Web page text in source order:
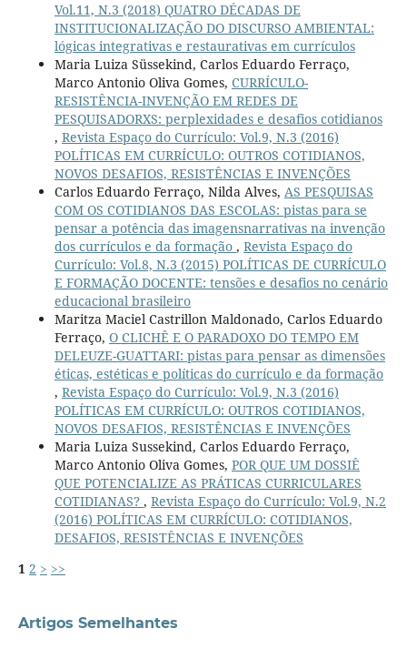
Vol.11, N.3 (2018) QUATRO DÉCADAS DE
INSTITUCIONALIZAÇÃO DO DISCURSO AMBIENTAL:
lógicas integrativas e restaurativas em currículos
Maria Luiza Süssekind, Carlos Eduardo Ferraço,
Marco Antonio Oliva Gomes, CURRÍCULO-
RESISTÊNCIA-INVENÇÃO EM REDES DE
PESQUISADORXS: perplexidades e desafios cotidianos
, Revista Espaço do Currículo: Vol.9, N.3 (2016)
POLÍTICAS EM CURRÍCULO: OUTROS COTIDIANOS,
NOVOS DESAFIOS, RESISTÊNCIAS E INVENÇÕES
Carlos Eduardo Ferraço, Nilda Alves, AS PESQUISAS
COM OS COTIDIANOS DAS ESCOLAS: pistas para se
pensar a potência das imagensnarrativas na invenção
dos currículos e da formação , Revista Espaço do
Currículo: Vol.8, N.3 (2015) POLÍTICAS DE CURRÍCULO
E FORMAÇÃO DOCENTE: tensões e desafios no cenário
educacional brasileiro
Maritza Maciel Castrillon Maldonado, Carlos Eduardo
Ferraço, O CLICHÊ E O PARADOXO DO TEMPO EM
DELEUZE-GUATTARI: pistas para pensar as dimensões
éticas, estéticas e políticas do currículo e da formação
, Revista Espaço do Currículo: Vol.9, N.3 (2016)
POLÍTICAS EM CURRÍCULO: OUTROS COTIDIANOS,
NOVOS DESAFIOS, RESISTÊNCIAS E INVENÇÕES
Maria Luiza Sussekind, Carlos Eduardo Ferraço,
Marco Antonio Oliva Gomes, POR QUE UM DOSSIÊ
QUE POTENCIALIZE AS PRÁTICAS CURRICULARES
COTIDIANAS? , Revista Espaço do Currículo: Vol.9, N.2
(2016) POLÍTICAS EM CURRÍCULO: COTIDIANOS,
DESAFIOS, RESISTÊNCIAS E INVENÇÕES
1 2 > >>
Artigos Semelhantes